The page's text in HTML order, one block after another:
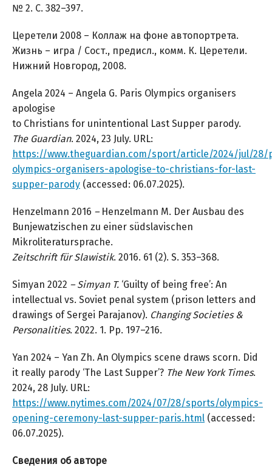
№ 2. С. 382–397.
Церетели 2008 – Коллаж на фоне автопортрета.
Жизнь – игра / Сост., предисл., комм. К. Церетели.
Нижний Новгород, 2008.
Angela 2024 – Angela G. Paris Olympics organisers
apologise
to Christians for unintentional Last Supper parody.
The Guardian. 2024, 23 July. URL:
https://www.theguardian.com/sport/article/2024/jul/28/
olympics-organisers-apologise-to-christians-for-last-
supper-parody (accessed: 06.07.2025).
Henzelmann 2016 – Henzelmann M. Der Ausbau des
Bunjewatzischen zu einer südslavischen
Mikroliteratursprache.
Zeitschrift für Slawistik. 2016. 61 (2). S. 353–368.
Simyan 2022 – Simyan T. ‘Guilty of being free’: An
intellectual vs. Soviet penal system (prison letters and
drawings of Sergei Parajanov). Changing Societies &
Personalities. 2022. 1. Pp. 197–216.
Yan 2024 – Yan Zh. An Olympics scene draws scorn. Did
it really parody ‘The Last Supper’? The New York Times.
2024, 28 July. URL:
https://www.nytimes.com/2024/07/28/sports/olympics-
opening-ceremony-last-supper-paris.html (accessed:
06.07.2025).
Сведения об авторе